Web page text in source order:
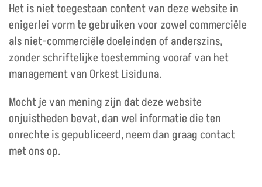
Het is niet toegestaan content van deze website in
enigerlei vorm te gebruiken voor zowel commerciële
als niet-commerciële doeleinden of anderszins,
zonder schriftelijke toestemming vooraf van het
management van Orkest Lisiduna.
Mocht je van mening zijn dat deze website
onjuistheden bevat, dan wel informatie die ten
onrechte is gepubliceerd, neem dan graag contact
met ons op.